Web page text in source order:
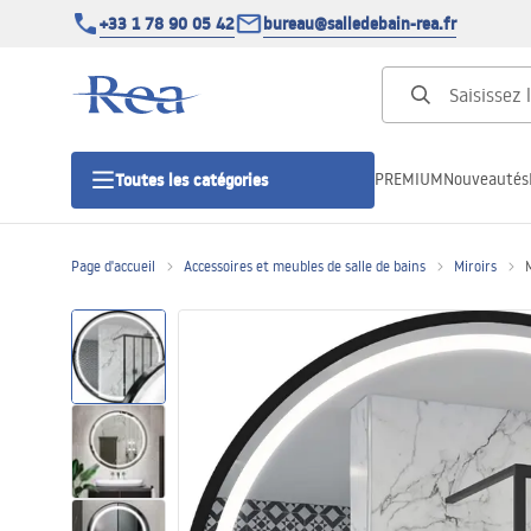
+33 1 78 90 05 42 bureau@salledebain-rea.fr
Toutes les catégories
Portes de douche
Receveurs de douche
Caniveaux de douche
PREMIUMNouveautés
Page d'accueil Accessoires et meubles de salle de bains Miroirs